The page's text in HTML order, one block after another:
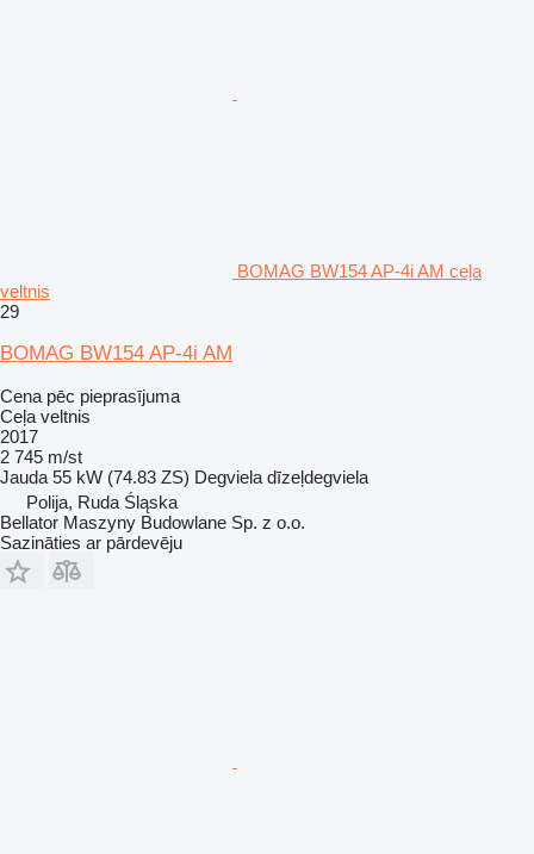
BOMAG BW154 AP-4i AM ceļa
veltnis
29
BOMAG BW154 AP-4i AM
Cena pēc pieprasījuma
Ceļa veltnis
2017
2 745 m/st
Jauda 55 kW (74.83 ZS) Degviela dīzeļdegviela
Polija, Ruda Śląska
Bellator Maszyny Budowlane Sp. z o.o.
Sazināties ar pārdevēju